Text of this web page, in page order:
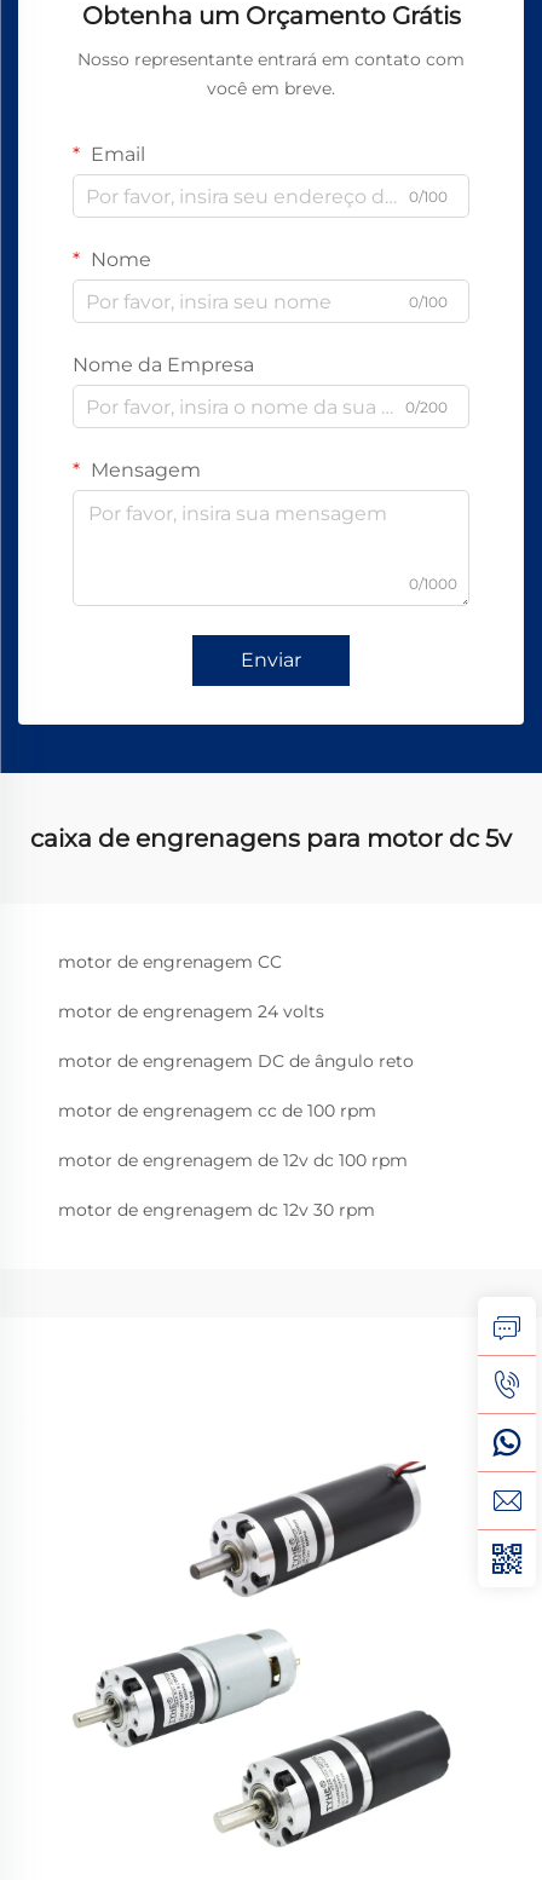
Obtenha um Orçamento Grátis
Nosso representante entrará em contato com
você em breve.
Email
0/100
Nome
0/100
Nome da Empresa
0/200
Mensagem
0/1000
Enviar
caixa de engrenagens para motor dc 5v
motor de engrenagem CC
motor de engrenagem 24 volts
motor de engrenagem DC de ângulo reto
motor de engrenagem cc de 100 rpm
motor de engrenagem de 12v dc 100 rpm
motor de engrenagem dc 12v 30 rpm